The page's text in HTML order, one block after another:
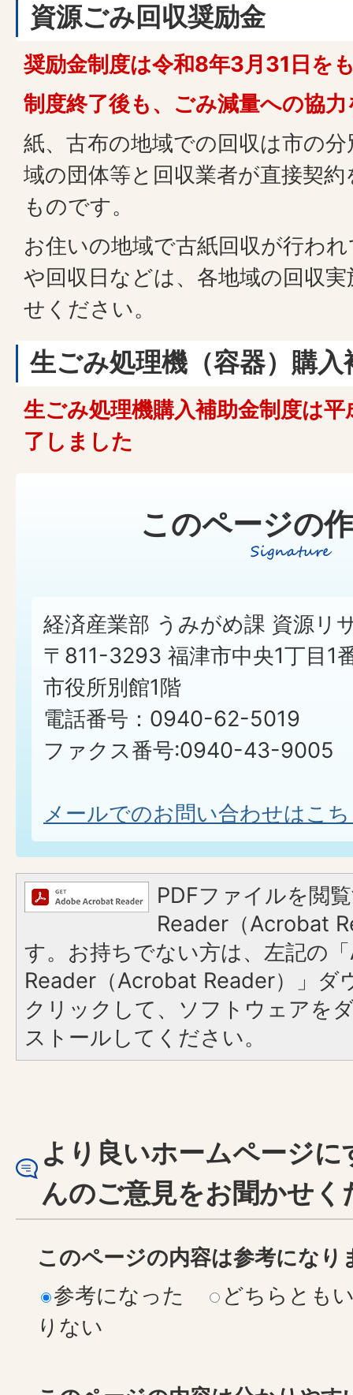
資源ごみ回収奨励金
奨励金制度は令和8年3月31日を
制度終了後も、ごみ減量への協
紙、古布の地域での回収は市の
域の団体等と回収業者が直接契
ものです。
お住いの地域で古紙回収が行わ
や回収日などは、各地域の回収
せください。
生ごみ処理機（容器）購入
生ごみ処理機購入補助金制度は
了しました
このページの
経済産業部 うみがめ課 資源リ
〒811-3293 福津市中央1丁目1
市役所別館1階
電話番号：0940-62-5019
ファクス番号:0940-43-9005
メールでのお問い合わせはこ
PDFファイルを閲
Reader（Acrobat
す。お持ちでない方は、左記の
Reader（Acrobat Reader）」ダ
クリックして、ソフトウェアを
ストールしてください。
より良いホームページ
んのご意見をお聞かせく
このページの内容は参考になり
参考になった
どちらとも
りない